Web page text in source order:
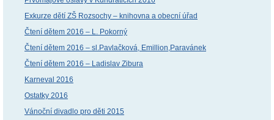
Exkurze dětí ZŠ Rozsochy – knihovna a obecní úřad
Čtení dětem 2016 – L. Pokorný
Čtení dětem 2016 – sl.Pavlačková, Emillion,Paravánek
Čtení dětem 2016 – Ladislav Zibura
Karneval 2016
Ostatky 2016
Vánoční divadlo pro děti 2015